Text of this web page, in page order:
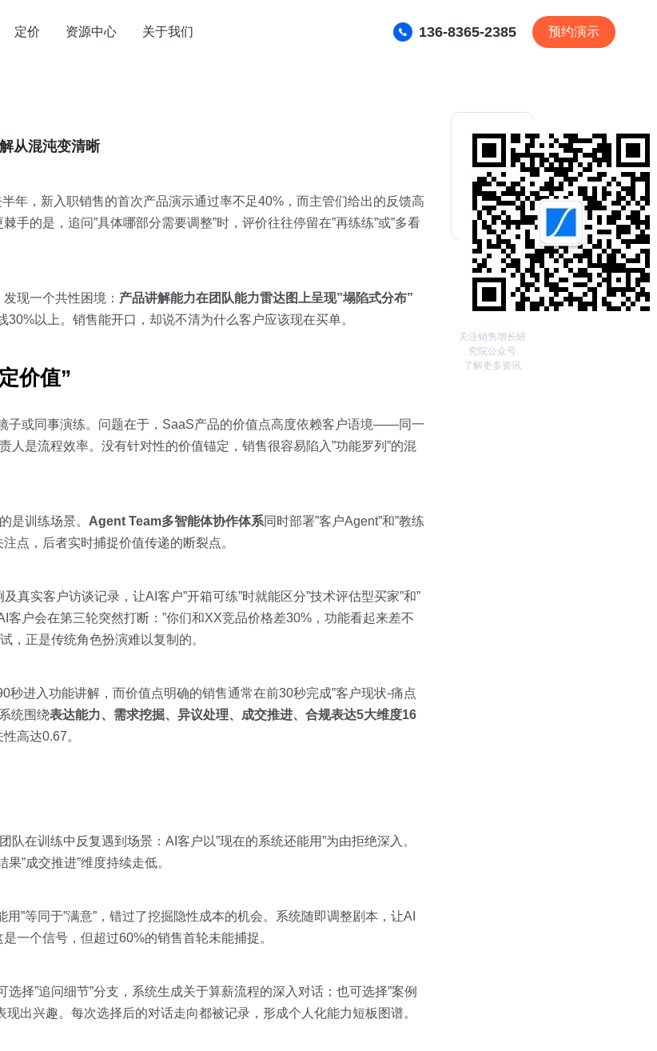
定价 资源中心 关于我们 136-8365-2385 预约演示
从混沌变清晰
年，新入职销售的首次产品演示通过率不足40%，而主管们给出的反馈高
的是，追问”具体哪部分需要调整”时，评价往往停留在”再练练”或”多看
现一个共性困境： 产品讲解能力在团队能力雷达图上呈现”塌陷式分布”
以上。销售能开口，却说不清为什么客户应该现在买单。
价值”
子或同事演练。问题在于，SaaS产品的价值点高度依赖客户语境——同一
是流程效率。没有针对性的价值锚定，销售很容易陷入”功能罗列”的混
是训练场景。 Agent Team多智能体协作体系同时部署”客户Agent”和”教练
点，后者实时捕捉价值传递的断裂点。
真实客户访谈记录，让AI客户”开箱可练”时就能区分”技术评估型买家”和”
客户会在第三轮突然打断：”你们和XX竞品价格差30%，功能看起来差不
，正是传统角色扮演难以复制的。
进入功能讲解，而价值点明确的销售通常在前30秒完成”客户现状-痛点
统围绕表达能力、需求挖掘、异议处理、成交推进、合规表达5大维度16
高达0.67。
在训练中反复遇到场景：AI客户以”现在的系统还能用”为由拒绝深入。
”成交推进”维度持续走低。
”等同于”满意”，错过了挖掘隐性成本的机会。系统随即调整剧本，让AI
一个信号，但超过60%的销售首轮未能捕捉。
选择”追问细节”分支，系统生成关于算薪流程的深入对话；也可选择”案例
出兴趣。每次选择后的对话走向都被记录，形成个人化能力短板图谱。
关注销售增长研
究院公众号
了解更多资讯